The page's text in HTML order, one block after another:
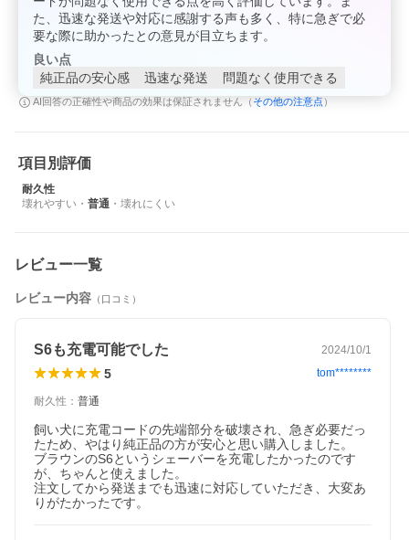
た、迅速な発送や対応に感謝する声も多く、特に急ぎで必
要な際に助かったとの意見が目立ちます。
良い点
純正品の安心感
迅速な発送 問題なく使用できる
AI回答の正確性や商品の効果は保証されません（ その他の注意点 ）
項目別評価
耐久性
壊れやすい ・ 普通 ・ 壊れにくい
レビュー一覧
レビュー内容 （口コミ）
S6も充電可能でした 2024/10/1
5 tom********
耐久性 ： 普通
飼い犬に充電コードの先端部分を破壊され、急ぎ必要だっ
たため、やはり純正品の方が安心と思い購入しました。
ブラウンのS6というシェーバーを充電したかったのです
が、ちゃんと使えました。
注文してから発送までも迅速に対応していただき、大変あ
りがたかったです。